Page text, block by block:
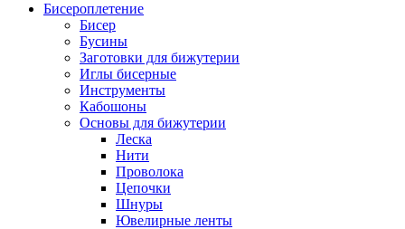
Бисероплетение
Бисер
Бусины
Заготовки для бижутерии
Иглы бисерные
Инструменты
Кабошоны
Основы для бижутерии
Леска
Нити
Проволока
Цепочки
Шнуры
Ювелирные ленты